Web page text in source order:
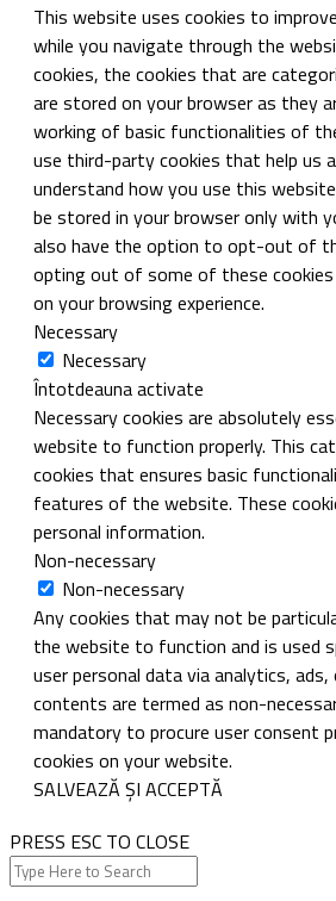
This website uses cookies to
while you navigate through the
cookies, the cookies that are
are stored on your browser as they
working of basic functionalities of
use third-party cookies that help us
understand how you use this
be stored in your browser only with
also have the option to opt-out of
opting out of some of these
on your browsing experience.
Necessary
Necessary
Întotdeauna activate
Necessary cookies are absolutely
website to function properly. This
cookies that ensures basic
features of the website. These
personal information.
Non-necessary
Non-necessary
Any cookies that may not be
the website to function and is used
user personal data via analytics, ads,
contents are termed as non-
mandatory to procure user consent
cookies on your website.
SALVEAZĂ ȘI ACCEPTĂ
PRESS ESC TO CLOSE